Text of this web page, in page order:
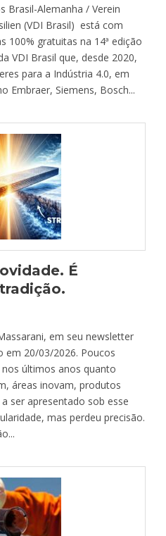
Brasil-Alemanha / Verein
(VDI Brasil) está com
100% gratuitas na 14ª edição
VDI Brasil que, desde 2020,
para a Indústria 4.0, em
Embraer, Siemens, Bosch...
É
em seu newsletter
em 20/03/2026. Poucos
últimos anos quanto
áreas inovam, produtos
ser apresentado sob esse
mas perdeu precisão.